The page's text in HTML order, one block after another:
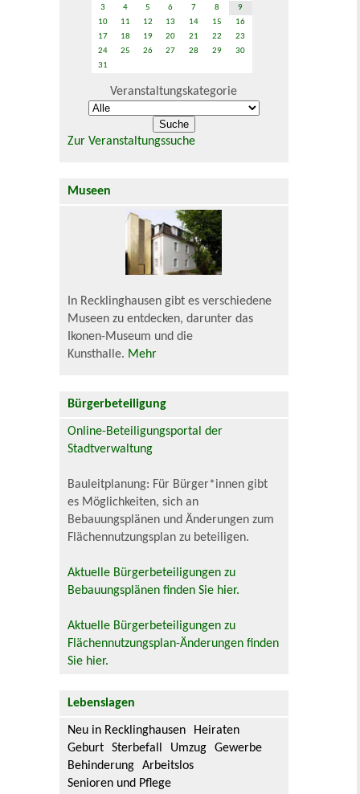
3 4 5 6 7 8
9
10
11 12 13 14 15
16
17
18 19 20 21 22
23
24
25 26 27 28 29
30
31
Veranstaltungskategorie
Zur Veranstaltungssuche
Museen
In Recklinghausen gibt es verschiedene
Museen zu entdecken, darunter das
Ikonen-Museum und die
Kunsthalle. Mehr
Bürgerbeteiligung
Online-Beteiligungsportal der
Stadtverwaltung
Bauleitplanung: Für Bürger*innen gibt
es Möglichkeiten, sich an
Bebauungsplänen und Änderungen zum
Flächennutzungsplan zu beteiligen.
Aktuelle Bürgerbeteiligungen zu
Bebauungsplänen finden Sie hier.
Aktuelle Bürgerbeteiligungen zu
Flächennutzungsplan-Änderungen finden
Sie hier.
Lebenslagen
Neu in Recklinghausen
Heiraten
Geburt
Sterbefall Umzug
Gewerbe
Behinderung
Arbeitslos
Senioren und Pflege